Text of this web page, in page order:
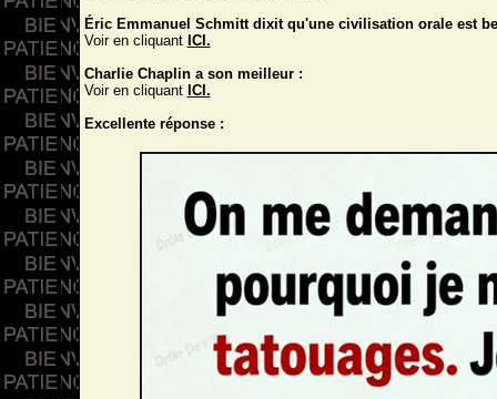
Éric Emmanuel Schmitt dixit qu'une civilisation orale est
Voir en cliquant ICI.
Charlie Chaplin a son meilleur :
Voir en cliquant ICI.
Excellente réponse :